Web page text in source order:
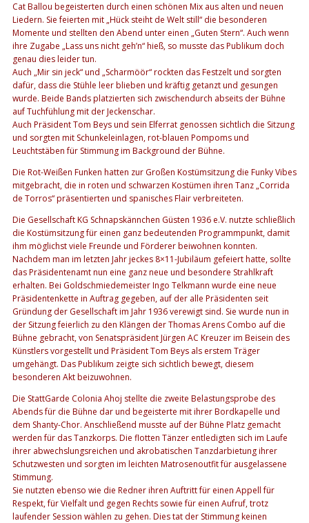
Cat Ballou begeisterten durch einen schönen Mix aus alten und neuen
Liedern. Sie feierten mit „Hück steiht de Welt still“ die besonderen
Momente und stellten den Abend unter einen „Guten Stern“. Auch wenn
ihre Zugabe „Lass uns nicht geh’n“ hieß, so musste das Publikum doch
genau dies leider tun.
Auch „Mir sin jeck“ und „Scharmöör“ rockten das Festzelt und sorgten
dafür, dass die Stühle leer blieben und kräftig getanzt und gesungen
wurde. Beide Bands platzierten sich zwischendurch abseits der Bühne
auf Tuchfühlung mit der Jeckenschar.
Auch Präsident Tom Beys und sein Elferrat genossen sichtlich die Sitzung
und sorgten mit Schunkeleinlagen, rot-blauen Pompoms und
Leuchtstäben für Stimmung im Background der Bühne.
Die Rot-Weißen Funken hatten zur Großen Kostümsitzung die Funky Vibes
mitgebracht, die in roten und schwarzen Kostümen ihren Tanz „Corrida
de Torros“ präsentierten und spanisches Flair verbreiteten.
Die Gesellschaft KG Schnapskännchen Güsten 1936 e.V. nutzte schließlich
die Kostümsitzung für einen ganz bedeutenden Programmpunkt, damit
ihm möglichst viele Freunde und Förderer beiwohnen konnten.
Nachdem man im letzten Jahr jeckes 8×11-Jubiläum gefeiert hatte, sollte
das Präsidentenamt nun eine ganz neue und besondere Strahlkraft
erhalten. Bei Goldschmiedemeister Ingo Telkmann wurde eine neue
Präsidentenkette in Auftrag gegeben, auf der alle Präsidenten seit
Gründung der Gesellschaft im Jahr 1936 verewigt sind. Sie wurde nun in
der Sitzung feierlich zu den Klängen der Thomas Arens Combo auf die
Bühne gebracht, von Senatspräsident Jürgen AC Kreuzer im Beisein des
Künstlers vorgestellt und Präsident Tom Beys als erstem Träger
umgehängt. Das Publikum zeigte sich sichtlich bewegt, diesem
besonderen Akt beizuwohnen.
Die StattGarde Colonia Ahoj stellte die zweite Belastungsprobe des
Abends für die Bühne dar und begeisterte mit ihrer Bordkapelle und
dem Shanty-Chor. Anschließend musste auf der Bühne Platz gemacht
werden für das Tanzkorps. Die flotten Tänzer entledigten sich im Laufe
ihrer abwechslungsreichen und akrobatischen Tanzdarbietung ihrer
Schutzwesten und sorgten im leichten Matrosenoutfit für ausgelassene
Stimmung.
Sie nutzten ebenso wie die Redner ihren Auftritt für einen Appell für
Respekt, für Vielfalt und gegen Rechts sowie für einen Aufruf, trotz
laufender Session wählen zu gehen. Dies tat der Stimmung keinen